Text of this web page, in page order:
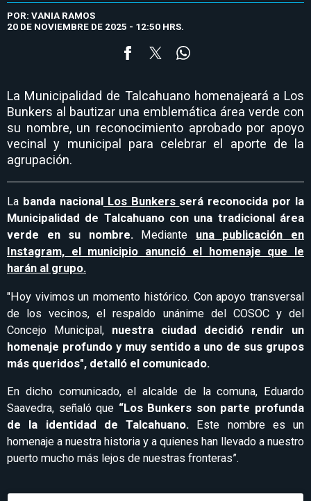
POR: VANIA RAMOS
20 DE NOVIEMBRE DE 2025 - 12:50 HRS.
La Municipalidad de Talcahuano homenajeará a Los
Bunkers al bautizar una emblemática área verde con
su nombre, un reconocimiento aprobado por apoyo
vecinal y municipal para celebrar el aporte de la
agrupación.
La banda nacional Los Bunkers será reconocida por la
Municipalidad de Talcahuano con una tradicional área
verde en su nombre.
Mediante una publicación en
Instagram, el municipio anunció el homenaje que le
harán al grupo.
"Hoy vivimos un momento histórico. Con apoyo transversal
de los vecinos, el respaldo unánime del COSOC y del
Concejo Municipal, nuestra ciudad decidió rendir un
homenaje profundo y muy sentido a uno de sus grupos
más queridos", detalló el comunicado.
En dicho comunicado, el alcalde de la comuna, Eduardo
Saavedra, señaló que “Los Bunkers son parte profunda
de la identidad de Talcahuano. Este nombre es un
homenaje a nuestra historia y a quienes han llevado a nuestro
puerto mucho más lejos de nuestras fronteras”.